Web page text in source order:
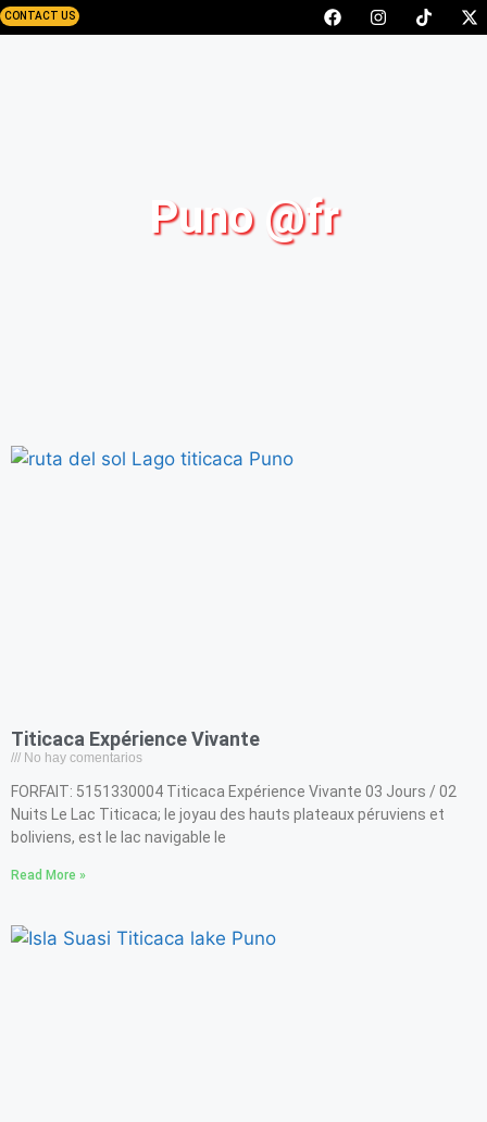
CONTACT US
Puno @fr
Titicaca Expérience Vivante
No hay comentarios
FORFAIT: 5151330004 Titicaca Expérience Vivante 03 Jours / 02
Nuits Le Lac Titicaca; le joyau des hauts plateaux péruviens et
boliviens, est le lac navigable le
Read More »